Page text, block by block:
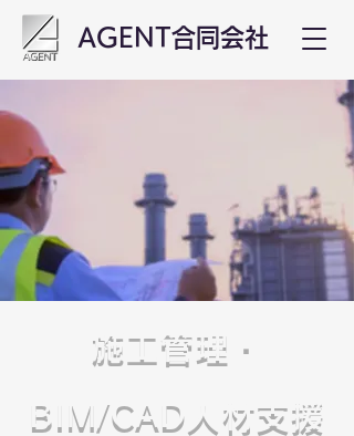
AGENT合同会社
施工管理・
BIM/CAD人材支援